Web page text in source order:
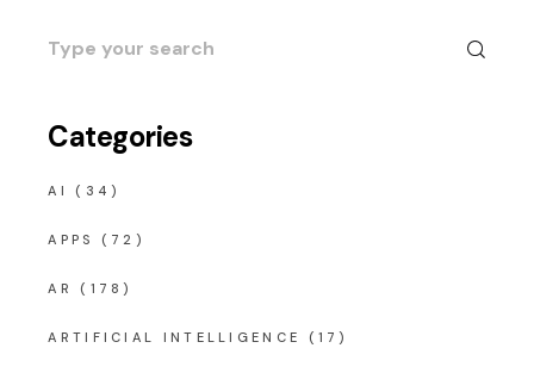
Search
for:
Categories
AI (34)
APPS (72)
AR (178)
ARTIFICIAL INTELLIGENCE (17)